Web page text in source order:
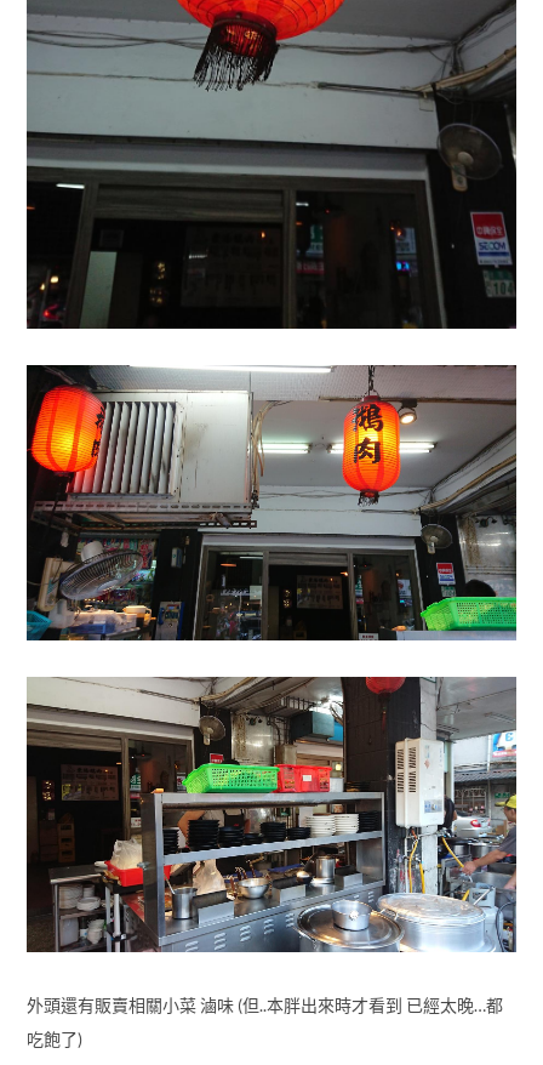
外頭還有販賣相關小菜 滷味 (但..本胖出來時才看到 已經太晚…都
吃飽了)